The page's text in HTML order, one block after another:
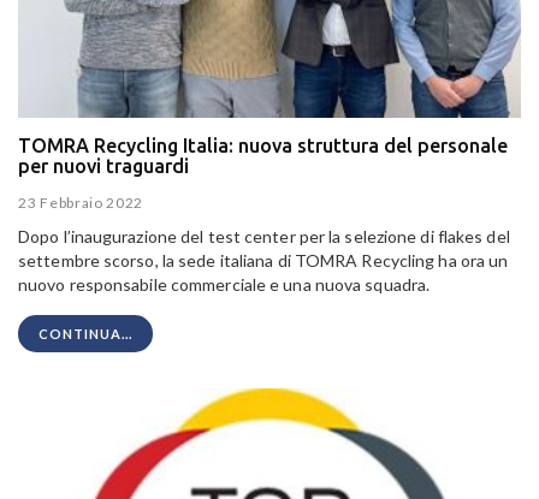
TOMRA Recycling Italia: nuova struttura del personale
per nuovi traguardi
23 Febbraio 2022
Dopo l’inaugurazione del test center per la selezione di flakes del
settembre scorso, la sede italiana di TOMRA Recycling ha ora un
nuovo responsabile commerciale e una nuova squadra.
CONTINUA...